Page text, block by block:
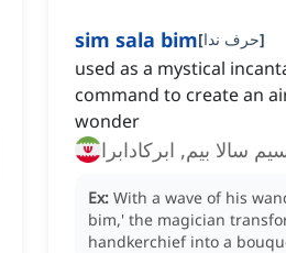
sim sala bim[حرف ندا]
used as a mystical
command to create an
wonder
سالا بیم, ابرکادابرا
Ex: With a wave of his
bim,' the magician
handkerchief into a